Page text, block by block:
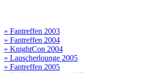
» Fantreffen 2003
» Fantreffen 2004
» KnightCon 2004
» Lauscherlounge 2005
» Fantreffen 2005